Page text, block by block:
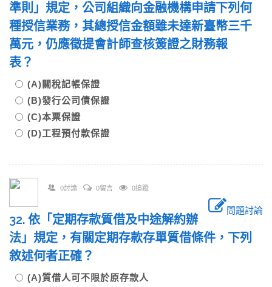
準則」規定，公司組織向金融機構申請下列何
種授信業務，其總授信金額雖未達新臺幣三千
萬元，仍應徵提會計師查核簽證之財務報
表？
(A)關稅記帳保證
(B)發行公司債保證
(C)本票保證
(D)工程預付款保證
0討論 0留言 0追蹤
問題討論
32. 依「定期存款質借及中途解約辦
法」規定，有關定期存款存單質借條件，下列
敘述何者正確？
(A)質借人可不限於原存款人